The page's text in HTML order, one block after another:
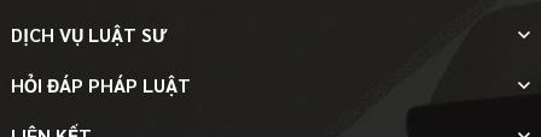
DỊCH VỤ LUẬT SƯ
HỎI ĐÁP PHÁP LUẬT